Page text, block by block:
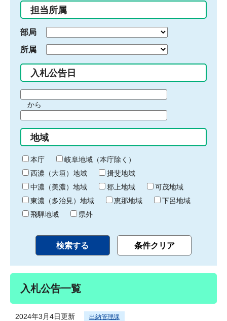
入
力
担当所属
部局
所属
入札公告日
間
始
り
から
間
終
わ
り
地域
本庁
岐阜地域（本庁除く）
西濃（大垣）地域
揖斐地域
中濃（美濃）地域
郡上地域
可茂地域
東濃（多治見）地域
恵那地域
下呂地域
飛騨地域
県外
入札公告一覧
2024年3月4日更新 出納管理課